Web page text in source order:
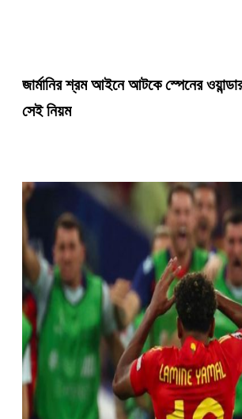
জার্মানির শ্রম আইনে আটকে স্পেনের
সেই নিয়ম